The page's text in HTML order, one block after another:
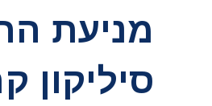
מניעת
סיליקון